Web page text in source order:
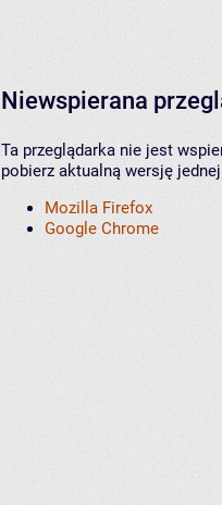
Niewspierana
Ta przeglądarka nie jest
pobierz aktualną wersję
Mozilla Firefox
Google Chrome